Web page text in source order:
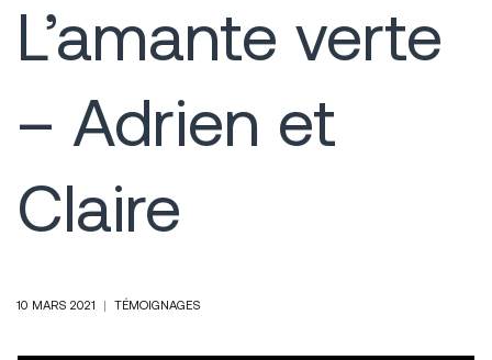
L’amante verte
– Adrien et
Claire
10 MARS 2021 TÉMOIGNAGES